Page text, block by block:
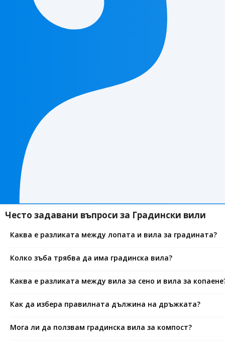
Често задавани въпроси за Градински вили
Каква е разликата между лопата и вила за градината?
Колко зъба трябва да има градинска вила?
Каква е разликата между вила за сено и вила за
Как да избера правилната дължина на дръжката?
Мога ли да ползвам градинска вила за компост?